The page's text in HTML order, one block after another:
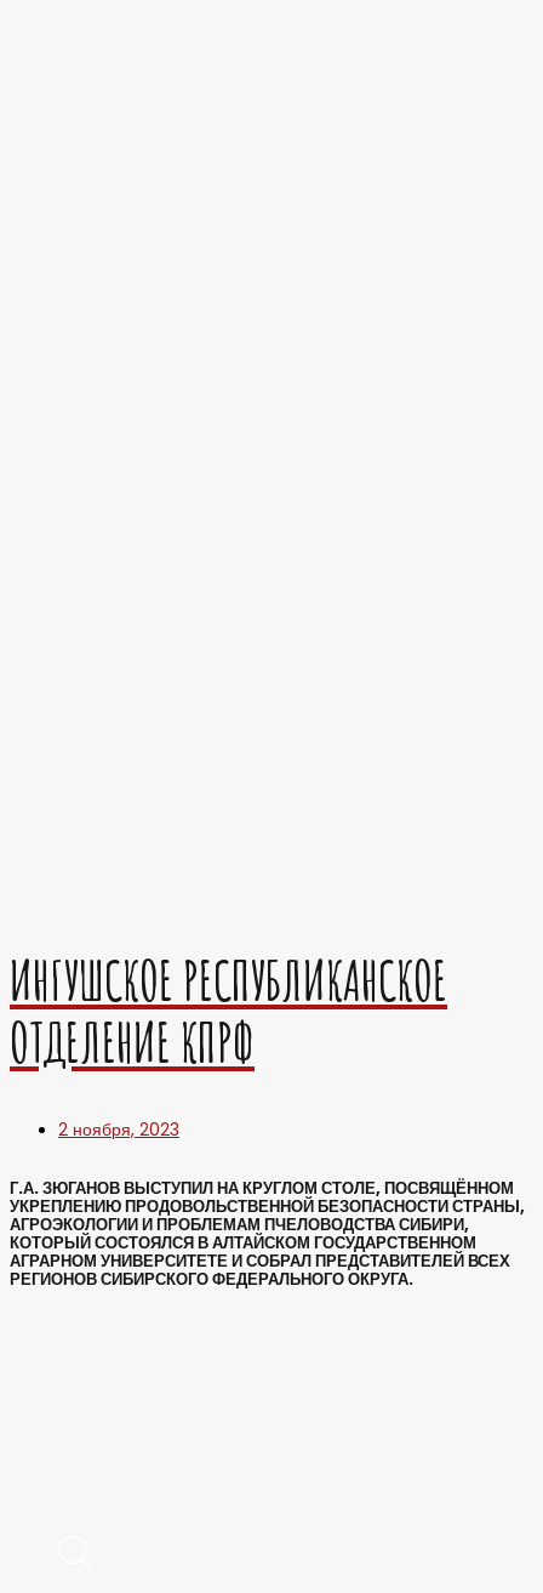
ИНГУШСКОЕ РЕСПУБЛИКАНСКОЕ
ОТДЕЛЕНИЕ КПРФ
2 ноября, 2023
Г.А. ЗЮГАНОВ ВЫСТУПИЛ НА КРУГЛОМ СТОЛЕ, ПОСВЯЩЁННОМ
УКРЕПЛЕНИЮ ПРОДОВОЛЬСТВЕННОЙ БЕЗОПАСНОСТИ СТРАНЫ,
АГРОЭКОЛОГИИ И ПРОБЛЕМАМ ПЧЕЛОВОДСТВА СИБИРИ,
КОТОРЫЙ СОСТОЯЛСЯ В АЛТАЙСКОМ ГОСУДАРСТВЕННОМ
АГРАРНОМ УНИВЕРСИТЕТЕ И СОБРАЛ ПРЕДСТАВИТЕЛЕЙ ВСЕХ
РЕГИОНОВ СИБИРСКОГО ФЕДЕРАЛЬНОГО ОКРУГА.